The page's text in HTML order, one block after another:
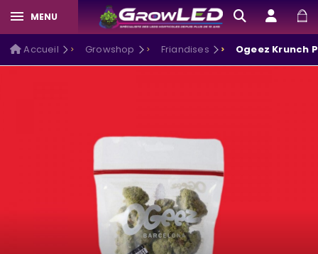
MENU
Accueil Growshop Friandises Ogeez Krunch